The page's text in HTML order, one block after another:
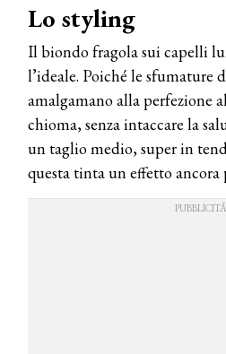
Lo styling
Il biondo fragola sui capelli
l’ideale. Poiché le sfumature
amalgamano alla perfezione
chioma, senza intaccare la
un taglio medio, super in
questa tinta un effetto